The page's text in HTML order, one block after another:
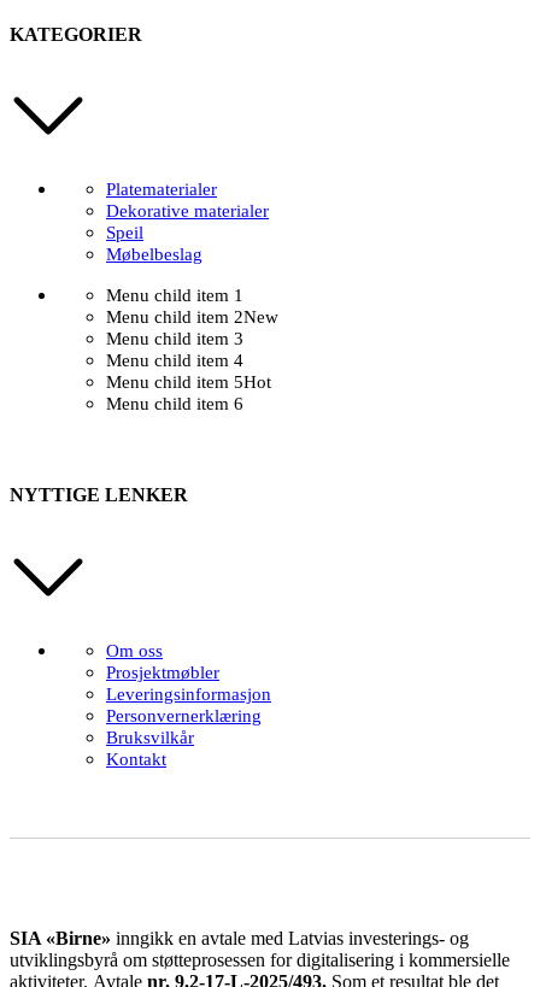
KATEGORIER
Platematerialer
Dekorative materialer
Speil
Møbelbeslag
Menu child item 1
Menu child item 2New
Menu child item 3
Menu child item 4
Menu child item 5Hot
Menu child item 6
NYTTIGE LENKER
Om oss
Prosjektmøbler
Leveringsinformasjon
Personvernerklæring
Bruksvilkår
Kontakt
SIA «Birne» inngikk en avtale med Latvias investerings- og
utviklingsbyrå om støtteprosessen for digitalisering i kommersielle
aktiviteter. Avtale nr. 9.2-17-L-2025/493. Som et resultat ble det